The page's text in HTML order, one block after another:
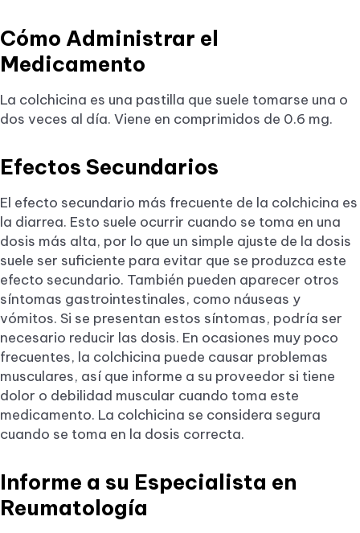
Cómo Administrar el
Medicamento
La colchicina es una pastilla que suele tomarse una o
dos veces al día. Viene en comprimidos de 0.6 mg.
Efectos Secundarios
El efecto secundario más frecuente de la colchicina es
la diarrea. Esto suele ocurrir cuando se toma en una
dosis más alta, por lo que un simple ajuste de la dosis
suele ser suficiente para evitar que se produzca este
efecto secundario. También pueden aparecer otros
síntomas gastrointestinales, como náuseas y
vómitos. Si se presentan estos síntomas, podría ser
necesario reducir las dosis. En ocasiones muy poco
frecuentes, la colchicina puede causar problemas
musculares, así que informe a su proveedor si tiene
dolor o debilidad muscular cuando toma este
medicamento. La colchicina se considera segura
cuando se toma en la dosis correcta.
Informe a su Especialista en
Reumatología